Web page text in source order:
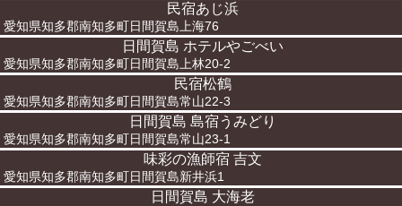
民宿あじ浜
愛知県知多郡南知多町日間賀島上海76
日間賀島 ホテルやごべい
愛知県知多郡南知多町日間賀島上林20-2
民宿松鶴
愛知県知多郡南知多町日間賀島常山22-3
日間賀島 島宿うみどり
愛知県知多郡南知多町日間賀島常山23-1
味彩の漁師宿 吉文
愛知県知多郡南知多町日間賀島新井浜1
日間賀島 大海老